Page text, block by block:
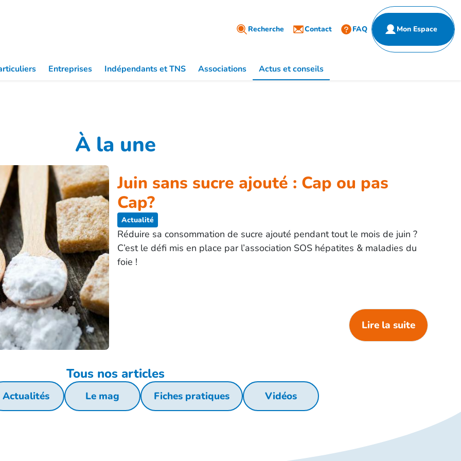
Recherche Contact FAQ Mon Espace
Particulier Entreprise
Partenaires
de santé
Entreprises Indépendants et TNS Associations Actus et conseils
À la une
Actualité
Juin sans sucre ajouté : Cap ou pas
Cap?
Réduire sa consommation de sucre ajouté pendant tout le mois de juin ?
C’est le défi mis en place par l’association SOS hépatites & maladies du
foie !
Lire la suite
Tous nos articles
Actualités Le mag Fiches pratiques Vidéos